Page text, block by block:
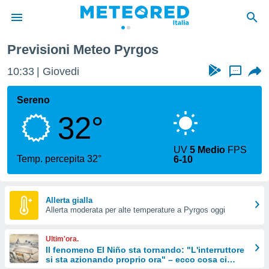
di
per
le
di
Web
le
Previsioni Meteo Pyrgos
10:33 Giovedi ...
Sereno
32°
Temp. percepita 32°
UV5 Medio FPS
6-10
Allerta gialla
Allerta moderata per alte temperature a Pyrgos oggi
Ultim'ora.
Il fenomeno El Niño sta tornando: "L'interruttore
si sta azionando proprio ora" – ecco cosa ci